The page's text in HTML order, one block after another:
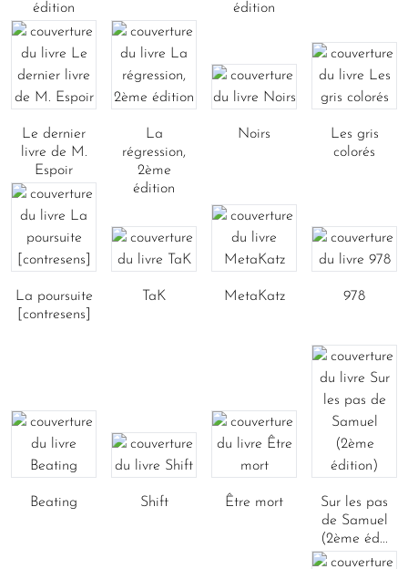
édition
édition
Le dernier
livre de M.
Espoir
La
régression,
2ème
édition
Noirs
Les gris
colorés
La poursuite
[contresens]
TaK MetaKatz 978
Beating Shift Être mort
Sur les pas
de Samuel
(2ème éd...